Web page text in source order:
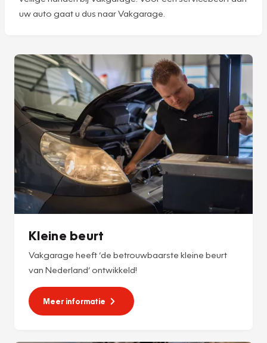
uw auto gaat u dus naar Vakgarage.
Kleine beurt
Vakgarage heeft ‘de betrouwbaarste kleine beurt
van Nederland’ ontwikkeld!
Meer informatie